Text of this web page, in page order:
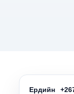
Ердийн